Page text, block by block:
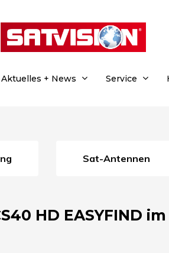
Aktuelles + News Service
Sat-Antennen
HD EASYFIND